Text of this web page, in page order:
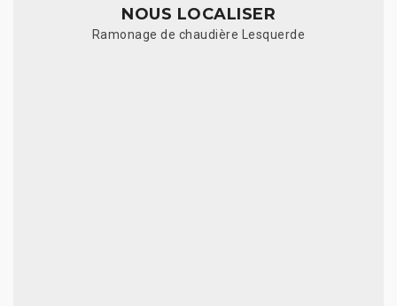
NOUS LOCALISER
Ramonage de chaudière Lesquerde